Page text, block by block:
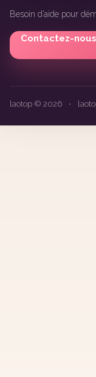
Besoin d’aide pour
Contactez-nous
laotop © 2026 •